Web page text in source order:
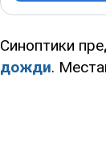
Синоптики
дожди.